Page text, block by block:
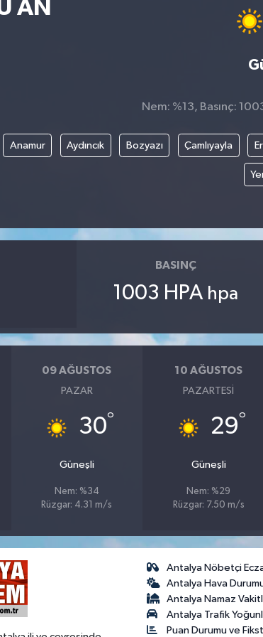
AN
Nem: %13, Basınç:
Anamur Aydıncık Bozyazı Çamlıyayla
BASINÇ
1003 HPA hpa
09 AĞUSTOS
PAZAR
30°
Güneşli
Nem: %34
Rüzgar: 4.31 m/s
10 AĞUSTOS
PAZARTESI
29°
Güneşli
Nem: %29
Rüzgar: 7.50 m/s
Antalya Nöbetçi
Antalya Hava
Antalya Namaz
Antalya Trafik
Puan Durumu ve